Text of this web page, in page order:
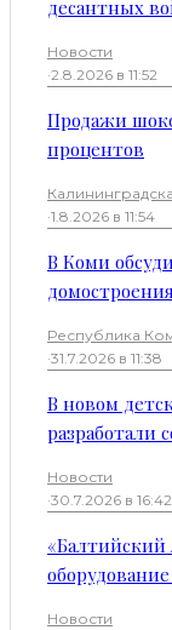
десантных
Новости
·2.8.2026 в 11:52
Продажи
процентов
·1.8.2026 в 11:54
В Коми
домостроения
Республика
·31.7.2026 в 11:38
В новом
разработали
Новости
·30.7.2026 в 16:42
«Балтийский
Новости